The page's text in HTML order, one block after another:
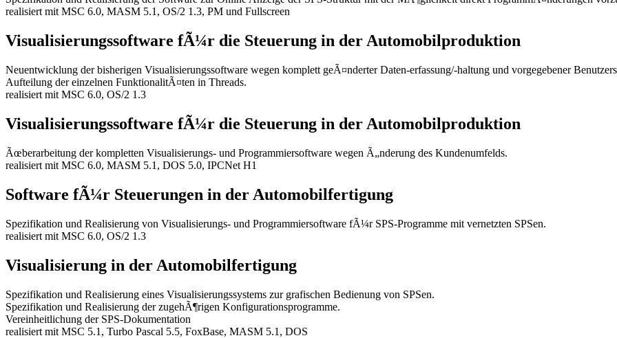
realisiert mit MSC 6.0, MASM 5.1, OS/2 1.3, PM und Fullscreen
Visualisierungssoftware fÃ¼r die Steuerung in der Automobilproduktion
Neuentwicklung der bisherigen Visualisierungssoftware wegen komplett geÃ¤nderter Daten-erfassung/-haltung und vorgegebener
Aufteilung der einzelnen FunktionalitÃ¤ten in Threads.
realisiert mit MSC 6.0, OS/2 1.3
Visualisierungssoftware fÃ¼r die Steuerung in der Automobilproduktion
Ãœberarbeitung der kompletten Visualisierungs- und Programmiersoftware wegen Ã„nderung des Kundenumfelds.
realisiert mit MSC 6.0, MASM 5.1, DOS 5.0, IPCNet H1
Software fÃ¼r Steuerungen in der Automobilfertigung
Spezifikation und Realisierung von Visualisierungs- und Programmiersoftware fÃ¼r SPS-Programme mit vernetzten SPSen.
realisiert mit MSC 6.0, OS/2 1.3
Visualisierung in der Automobilfertigung
Spezifikation und Realisierung eines Visualisierungssystems zur grafischen Bedienung von SPSen.
Spezifikation und Realisierung der zugehÃ¶rigen Konfigurationsprogramme.
Vereinheitlichung der SPS-Dokumentation
realisiert mit MSC 5.1, Turbo Pascal 5.5, FoxBase, MASM 5.1, DOS